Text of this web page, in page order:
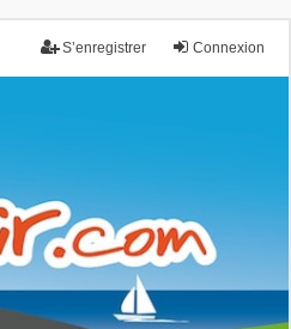
Connexion
S’enregistrer